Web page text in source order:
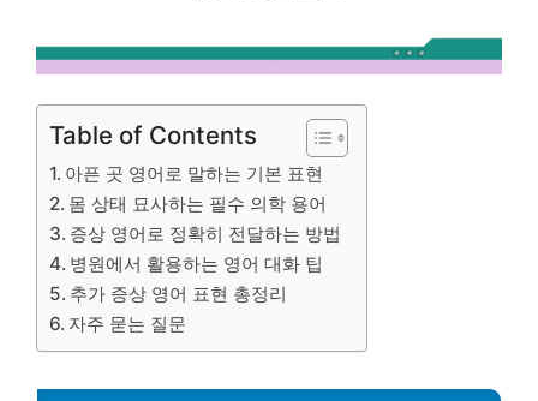
Table of Contents
아픈 곳 영어로 말하는 기본 표현
몸 상태 묘사하는 필수 의학 용어
증상 영어로 정확히 전달하는 방법
병원에서 활용하는 영어 대화 팁
추가 증상 영어 표현 총정리
자주 묻는 질문